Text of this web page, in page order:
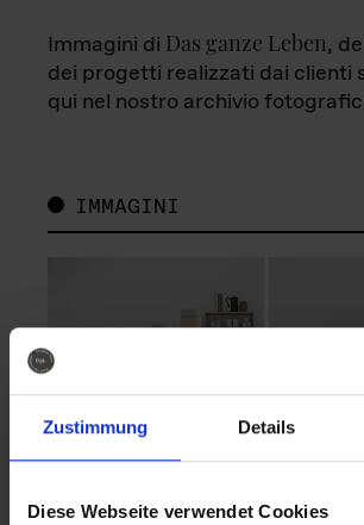
Zustimmung Details
Diese Webseite verwendet Cookies
Immagini di Das ganze Leben,
dei progetti realizzati dai clienti
qui nel nostro archivio
IMMAGINI